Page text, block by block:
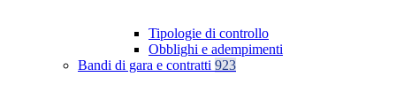
Tipologie di controllo
Obblighi e adempimenti
Bandi di gara e contratti 923